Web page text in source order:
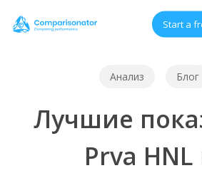
Start a
Анализ Блог
Лучшие
Prva HNL